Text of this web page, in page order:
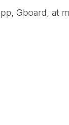
Gboard, at